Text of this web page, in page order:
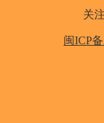
关注
闽ICP